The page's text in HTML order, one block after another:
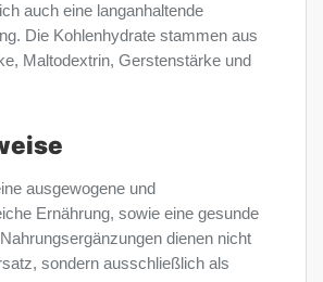
auch eine langanhaltende
Die Kohlenhydrate stammen aus
Maltodextrin, Gerstenstärke und
ausgewogene und
Ernährung, sowie eine gesunde
Nahrungsergänzungen dienen nicht
sondern ausschließlich als